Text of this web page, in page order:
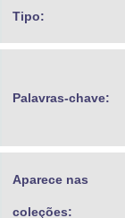
Tipo:
Palavras-chave:
Aparece nas
coleções: